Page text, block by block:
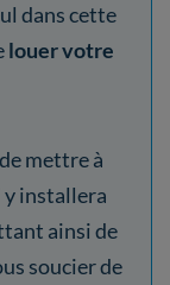
dans cette
louer votre
mettre à
y installera
ainsi de
soucier de